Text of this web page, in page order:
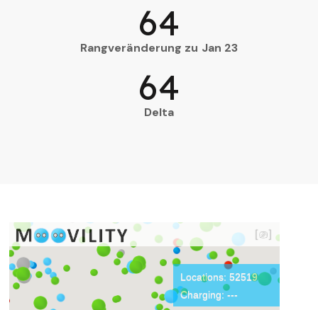
Rangveränderung zu Jan 23
64
Delta
64